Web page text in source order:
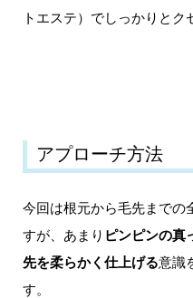
トエステ）でしっかりとク
アプローチ方法
今回は根元から毛先までの
すが、あまり ピンピンの真
先を柔らかく仕上げる意識
す。